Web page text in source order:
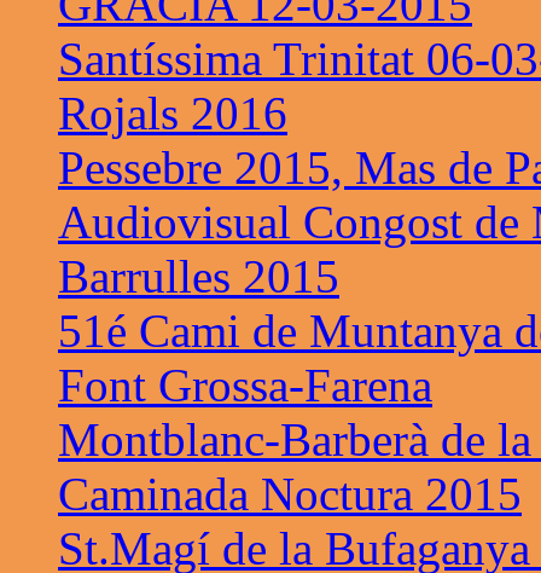
Santíssima Trinitat 06-
Rojals 2016
Pessebre 2015, Mas de
Audiovisual Congost de
Barrulles 2015
51é Cami de Muntanya
Font Grossa-Farena
Montblanc-Barberà de la
Caminada Noctura 2015
St.Magí de la